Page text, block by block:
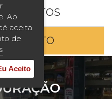
CONTATO
Ao
aceita
de
Aceito